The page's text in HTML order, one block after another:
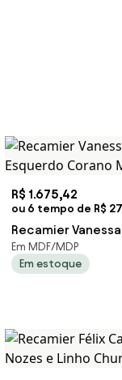
R$ 1.675,42
ou 6 tempo de R$
Recamier
Esquerdo Corano
Em MDF/MDP
Em estoque